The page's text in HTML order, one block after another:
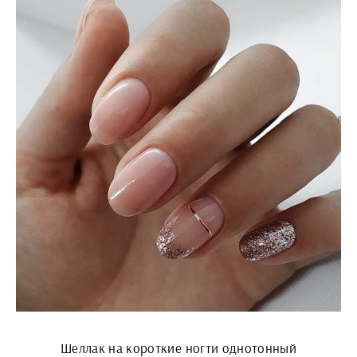
Шеллак на короткие ногти однотонный